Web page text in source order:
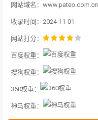
网站域名：www.pateo.com.cn
收录时间：2024-11-01
网站打分：
百度权重：
搜狗权重：
360权重：
神马权重：